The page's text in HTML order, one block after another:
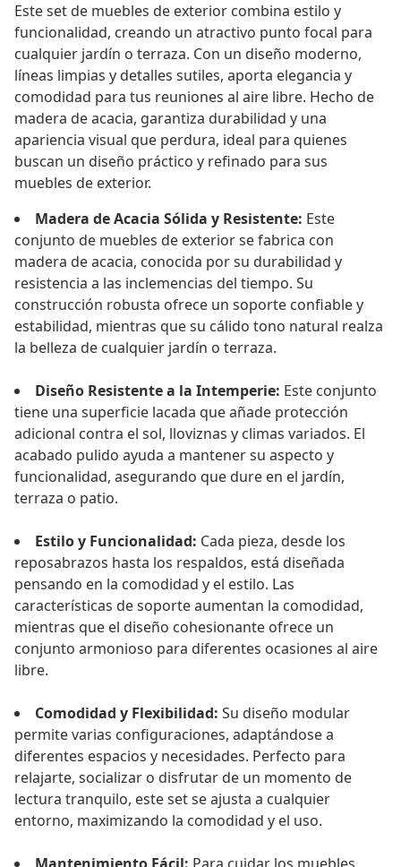
Este set de muebles de exterior combina estilo y
funcionalidad, creando un atractivo punto focal para
cualquier jardín o terraza. Con un diseño moderno,
líneas limpias y detalles sutiles, aporta elegancia y
comodidad para tus reuniones al aire libre. Hecho de
madera de acacia, garantiza durabilidad y una
apariencia visual que perdura, ideal para quienes
buscan un diseño práctico y refinado para sus
muebles de exterior.
Madera de Acacia Sólida y Resistente: Este
conjunto de muebles de exterior se fabrica con
madera de acacia, conocida por su durabilidad y
resistencia a las inclemencias del tiempo. Su
construcción robusta ofrece un soporte confiable y
estabilidad, mientras que su cálido tono natural realza
la belleza de cualquier jardín o terraza.
Diseño Resistente a la Intemperie: Este conjunto
tiene una superficie lacada que añade protección
adicional contra el sol, lloviznas y climas variados. El
acabado pulido ayuda a mantener su aspecto y
funcionalidad, asegurando que dure en el jardín,
terraza o patio.
Estilo y Funcionalidad: Cada pieza, desde los
reposabrazos hasta los respaldos, está diseñada
pensando en la comodidad y el estilo. Las
características de soporte aumentan la comodidad,
mientras que el diseño cohesionante ofrece un
conjunto armonioso para diferentes ocasiones al aire
libre.
Comodidad y Flexibilidad: Su diseño modular
permite varias configuraciones, adaptándose a
diferentes espacios y necesidades. Perfecto para
relajarte, socializar o disfrutar de un momento de
lectura tranquilo, este set se ajusta a cualquier
entorno, maximizando la comodidad y el uso.